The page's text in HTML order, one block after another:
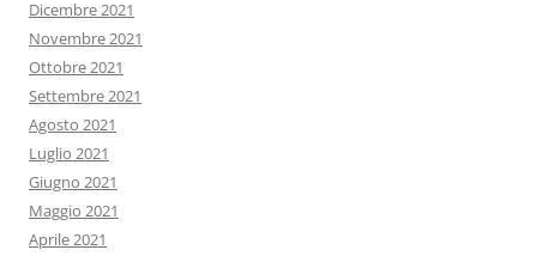
Dicembre 2021
Novembre 2021
Ottobre 2021
Settembre 2021
Agosto 2021
Luglio 2021
Giugno 2021
Maggio 2021
Aprile 2021